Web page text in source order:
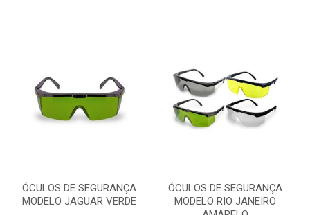
ÓCULOS DE SEGURANÇA
MODELO JAGUAR VERDE
ÓCULOS DE SEGURANÇA
MODELO RIO JANEIRO